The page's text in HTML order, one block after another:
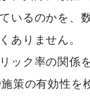
いるのかを、
ありません。
ック率の関係
策の有効性を